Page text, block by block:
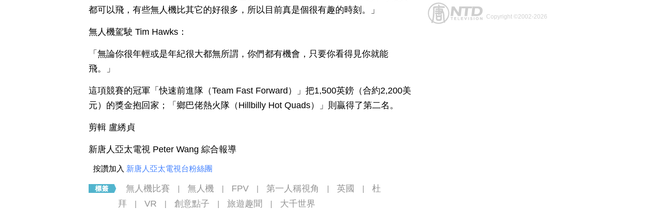
都可以飛，有些無人機比其它的好很多，所以目前真是個很有趣的時刻。」
無人機駕駛 Tim Hawks：
「無論你很年輕或是年紀很大都無所謂，你們都有機會，只要你看得見你就能
飛。」
這項競賽的冠軍「快速前進隊（Team Fast Forward）」把1,500英鎊（合約2,200美
元）的獎金抱回家；「鄉巴佬熱火隊（Hillbilly Hot Quads）」則贏得了第二名。
剪輯 盧綉貞
新唐人亞太電視 Peter Wang 綜合報導
按讚加入 新唐人亞太電視台粉絲團
無人機比賽 無人機 FPV 第一人稱視角 英國
杜
拜
VR 創意點子 旅遊趣聞 大千世界
Copyright ©2002-2026